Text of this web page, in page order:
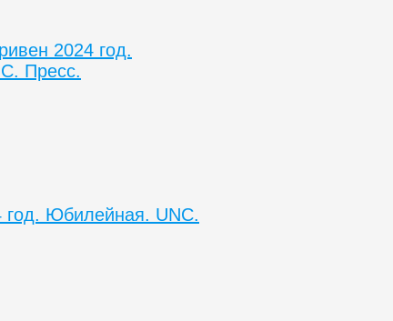
2024 год.
Пресс.
год. Юбилейная. UNC.